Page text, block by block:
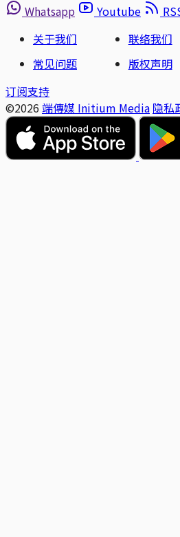
Whatsapp
Youtube
关于我们
联络我们
常见问题
版权声明
订阅支持
©2026 端傳媒 Initium Media 隐私